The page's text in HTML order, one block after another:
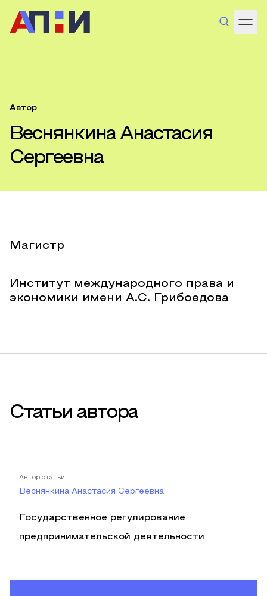
Автор
Веснянкина Анастасия
Сергеевна
Магистр
Институт международного права и
экономики имени А.С. Грибоедова
Статьи автора
Автор статьи
Веснянкина Анастасия Сергеевна
Государственное регулирование
предпринимательской деятельности